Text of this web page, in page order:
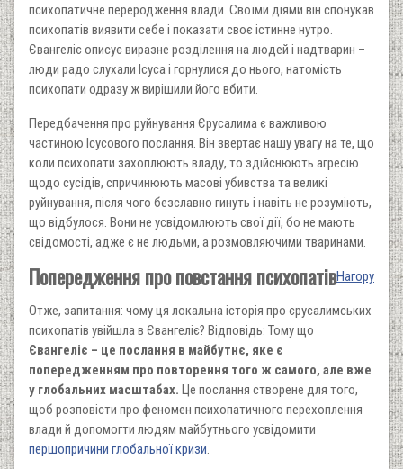
психопатичне переродження влади. Своїми діями він спонукав
психопатів виявити себе і показати своє істинне нутро.
Євангеліє описує виразне розділення на людей і надтварин –
люди радо слухали Ісуса і горнулися до нього, натомість
психопати одразу ж вирішили його вбити.
Передбачення про руйнування Єрусалима є важливою
частиною Ісусового послання. Він звертає нашу увагу на те, що
коли психопати захоплюють владу, то здійснюють агресію
щодо сусідів, спричинюють масові убивства та великі
руйнування, після чого безславно гинуть і навіть не розуміють,
що відбулося. Вони не усвідомлюють свої дії, бо не мають
свідомості, адже є не людьми, а розмовляючими тваринами.
Нагору
Попередження про повстання психопатів
Отже, запитання: чому ця локальна історія про єрусалимських
психопатів увійшла в Євангеліє? Відповідь: Тому що
Євангеліє – це послання в майбутнє, яке є
попередженням про повторення того ж самого, але вже
у глобальних масштабах. Це послання створене для того,
щоб розповісти про феномен психопатичного перехоплення
влади й допомогти людям майбутнього усвідомити
першопричини глобальної кризи.